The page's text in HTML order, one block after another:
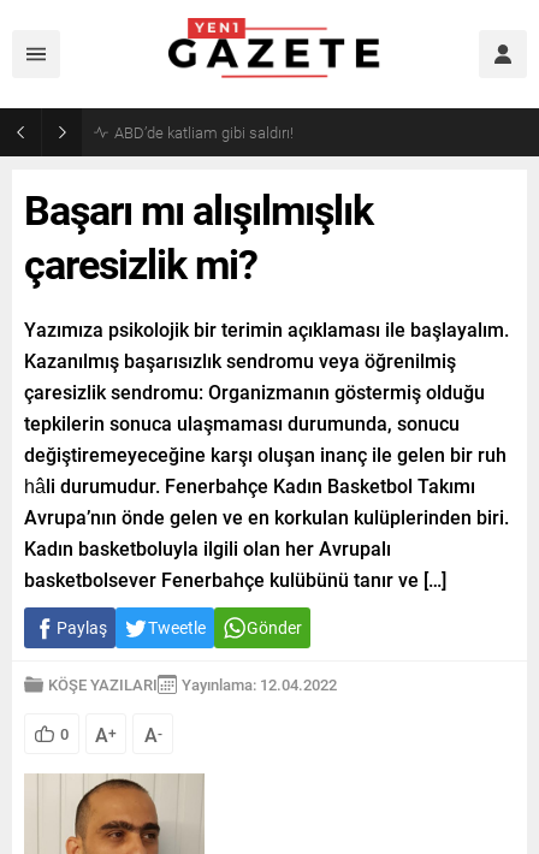
Akaryakıtta indirim bekleyenlere kötü haber!
Başarı mı alışılmışlık
çaresizlik mi?
Yazımıza psikolojik bir terimin açıklaması ile başlayalım.
Kazanılmış başarısızlık sendromu veya öğrenilmiş
çaresizlik sendromu: Organizmanın göstermiş olduğu
tepkilerin sonuca ulaşmaması durumunda, sonucu
değiştiremeyeceğine karşı oluşan inanç ile gelen bir ruh
hâli durumudur. Fenerbahçe Kadın Basketbol Takımı
Avrupa’nın önde gelen ve en korkulan kulüplerinden biri.
Kadın basketboluyla ilgili olan her Avrupalı
basketbolsever Fenerbahçe kulübünü tanır ve […]
Paylaş Tweetle Gönder
KÖŞE YAZILARI Yayınlama: 12.04.2022
0 A+ A-